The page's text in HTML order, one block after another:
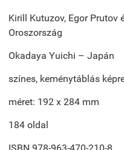
Kirill Kutuzov, Egor Prutov
Oroszország
Okadaya Yuichi – Japán
színes, keménytáblás
méret: 192 x 284 mm
184 oldal